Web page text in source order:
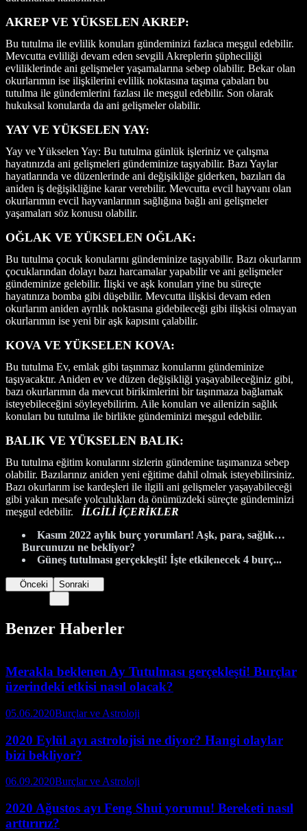
AKREP VE YÜKSELEN AKREP:
Bu tutulma ile evlilik konuları gündeminizi fazlaca meşgul edebilir.
Mevcutta evliliği devam eden sevgili Akreplerin şüpheciliği
evliliklerinde ani gelişmeler yaşamalarına sebep olabilir. Bekar olan
okurlarımın ise ilişkilerini evlilik noktasına taşıma çabaları bu
tutulma ile gündemlerini fazlası ile meşgul edebilir. Son olarak
hukuksal konularda da ani gelişmeler olabilir.
YAY VE YÜKSELEN YAY:
Yay ve Yükselen Yay: Bu tutulma günlük işleriniz ve çalışma
hayatınızda ani gelişmeleri gündeminize taşıyabilir. Bazı Yaylar
hayatlarında ve düzenlerinde ani değişikliğe giderken, bazıları da
aniden iş değişikliğine karar verebilir. Mevcutta evcil hayvanı olan
okurlarımın evcil hayvanlarının sağlığına bağlı ani gelişmeler
yaşamaları söz konusu olabilir.
OĞLAK VE YÜKSELEN OĞLAK:
Bu tutulma çocuk konularını gündeminize taşıyabilir. Bazı okurlarım
çocuklarından dolayı bazı harcamalar yapabilir ve ani gelişmeler
gündeminize gelebilir. İlişki ve aşk konuları yine bu süreçte
hayatınıza bomba gibi düşebilir. Mevcutta ilişkisi devam eden
okurlarım aniden ayrılık noktasına gidebileceği gibi ilişkisi olmayan
okurlarımın ise yeni bir aşk kapısını çalabilir.
KOVA VE YÜKSELEN KOVA:
Bu tutulma Ev, emlak gibi taşınmaz konularını gündeminize
taşıyacaktır. Aniden ev ve düzen değişikliği yaşayabileceğiniz gibi,
bazı okurlarımın da mevcut birikimlerini bir taşınmaza bağlamak
isteyebileceğini söyleyebilirim. Aile konuları ve ailenizin sağlık
konuları bu tutulma ile birlikte gündeminizi meşgul edebilir.
BALIK VE YÜKSELEN BALIK:
Bu tutulma eğitim konularını sizlerin gündemine taşımanıza sebep
olabilir. Bazılarınız aniden yeni eğitime dahil olmak isteyebilirsiniz.
Bazı okurlarım ise kardeşleri ile ilgili ani gelişmeler yaşayabileceği
gibi yakın mesafe yolculukları da önümüzdeki süreçte gündeminizi
meşgul edebilir. İLGİLİ İÇERİKLER
Kasım 2022 aylık burç yorumları! Aşk, para, sağlık…
Burcunuzu ne bekliyor?
Güneş tutulması gerçekleşti! İşte etkilenecek 4 burç...
Önceki Sonraki
Benzer Haberler
Merakla beklenen Ay Tutulması gerçekleşti! Burçlar
üzerindeki etkisi nasıl olacak?
05.06.2020Burçlar ve Astroloji
2020 Eylül ayı astrolojisi ne diyor? Hangi olaylar
bizi bekliyor?
06.09.2020Burçlar ve Astroloji
2020 Ağustos ayı Feng Shui yorumu! Bereketi nasıl
arttırırız?